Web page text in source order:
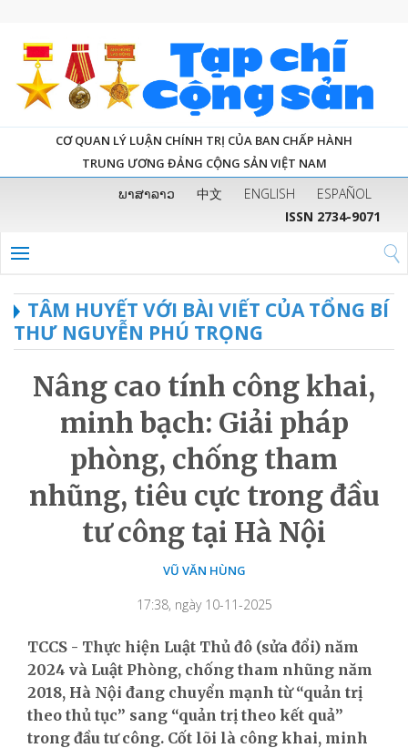
CƠ QUAN LÝ LUẬN CHÍNH TRỊ CỦA BAN CHẤP HÀNH
TRUNG ƯƠNG ĐẢNG CỘNG SẢN VIỆT NAM
ພາສາລາວ 中文 ENGLISH
ESPAÑOL
ISSN 2734-9071
TÂM HUYẾT VỚI BÀI VIẾT CỦA TỔNG BÍ
THƯ NGUYỄN PHÚ TRỌNG
Nâng cao tính công khai,
minh bạch: Giải pháp
phòng, chống tham
nhũng, tiêu cực trong đầu
tư công tại Hà Nội
VŨ VĂN HÙNG
17:38, ngày 10-11-2025
TCCS - Thực hiện Luật Thủ đô (sửa đổi) năm
2024 và Luật Phòng, chống tham nhũng năm
2018, Hà Nội đang chuyển mạnh từ “quản trị
theo thủ tục” sang “quản trị theo kết quả”
trong đầu tư công. Cốt lõi là công khai, minh